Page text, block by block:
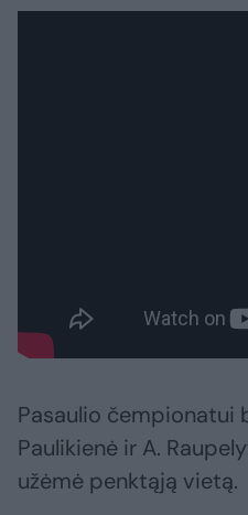
Pasaulio čempionatui
Paulikienė ir A.
užėmė penktąją vietą.